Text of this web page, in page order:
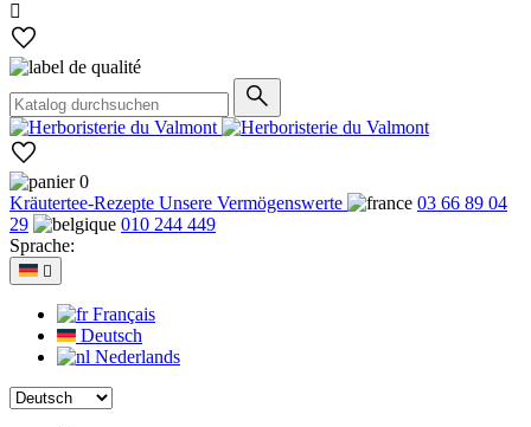

0
Kräutertee-Rezepte Unsere Vermögenswerte
03 66 89 04
29
010 244 449
Sprache:

Français
Deutsch
Nederlands